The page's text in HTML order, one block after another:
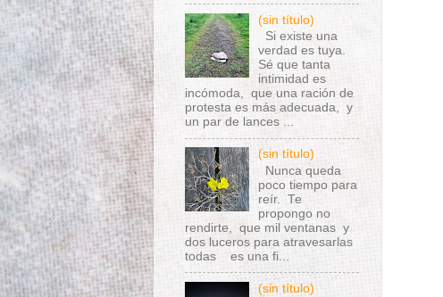
(sin título)
Si existe una
verdad es tuya.
Sé que tanta
intimidad es
incómoda, que una ración de
protesta es más adecuada, y
un par de lances ...
(sin título)
Nunca queda
poco tiempo para
reír. Te
propongo no
rendirte, que mil ventanas y
dos luceros para atravesarlas
todas es una fi...
(sin título)